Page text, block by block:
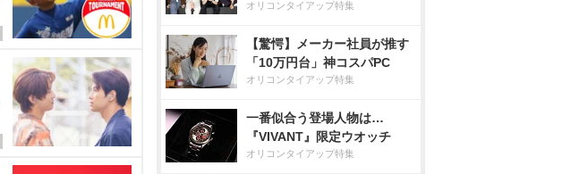
オリコンタイアップ特集
【驚愕】メーカー社員が推す
「10万円台」神コスパPC
オリコンタイアップ特集
一番似合う登場人物は…
『VIVANT』限定ウオッチ
オリコンタイアップ特集